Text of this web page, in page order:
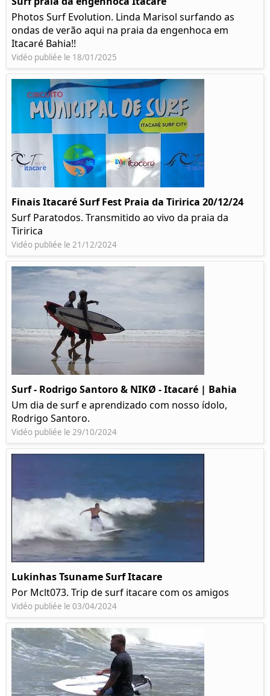
Photos Surf Evolution. Linda Marisol surfando as
ondas de verão aqui na praia da engenhoca em
Itacaré Bahia!!
Vidéo publiée le 18/01/2025
Finais Itacaré Surf Fest Praia da Tiririca 20/12/24
Surf Paratodos. Transmitido ao vivo da praia da
Tiririca
Vidéo publiée le 21/12/2024
Surf - Rodrigo Santoro & NIKØ - Itacaré | Bahia
Um dia de surf e aprendizado com nosso ídolo,
Rodrigo Santoro.
Vidéo publiée le 29/10/2024
Lukinhas Tsuname Surf Itacare
Por Mclt073. Trip de surf itacare com os amigos
Vidéo publiée le 03/04/2024